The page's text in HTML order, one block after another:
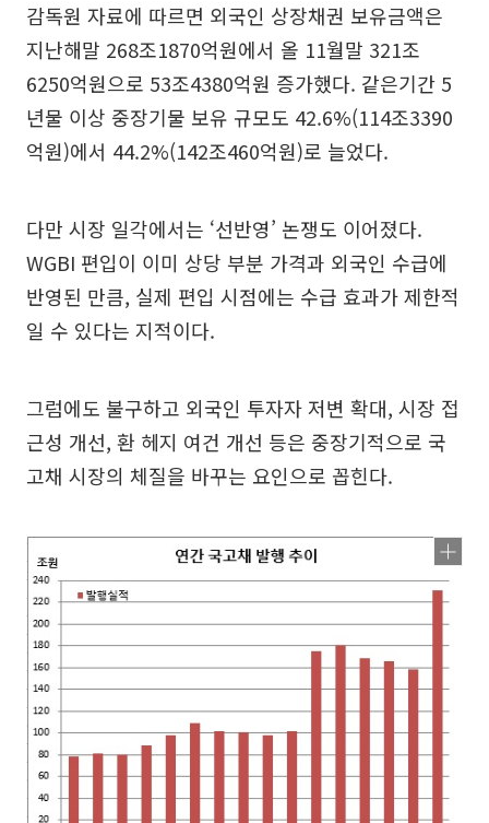
감독원 자료에 따르면 외국인 상장채권 보유금액은
지난해말 268조1870억원에서 올 11월말 321조
6250억원으로 53조4380억원 증가했다. 같은기간 5
년물 이상 중장기물 보유 규모도 42.6%(114조3390
억원)에서 44.2%(142조460억원)로 늘었다.
다만 시장 일각에서는 ‘선반영’ 논쟁도 이어졌다.
WGBI 편입이 이미 상당 부분 가격과 외국인 수급에
반영된 만큼, 실제 편입 시점에는 수급 효과가 제한적
일 수 있다는 지적이다.
그럼에도 불구하고 외국인 투자자 저변 확대, 시장 접
근성 개선, 환 헤지 여건 개선 등은 중장기적으로 국
고채 시장의 체질을 바꾸는 요인으로 꼽힌다.